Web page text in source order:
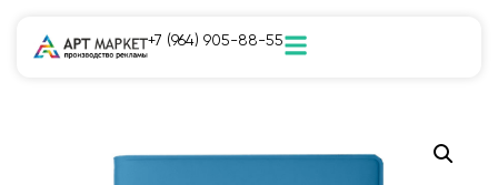
+7 (964) 905-88-55